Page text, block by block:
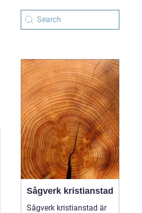
Sågverk kristianstad
Sågverk kristianstad är